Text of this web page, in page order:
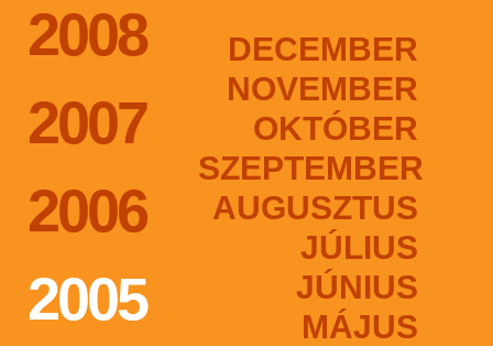
2008
2007
2006
2005
DECEMBER
NOVEMBER
OKTÓBER
SZEPTEMBER
AUGUSZTUS
JÚLIUS
JÚNIUS
MÁJUS